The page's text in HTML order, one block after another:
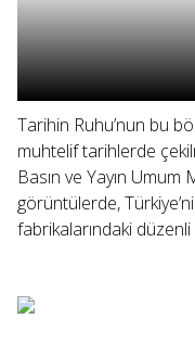
Tarihin Ruhu’nun bu
muhtelif tarihlerde
Basın ve Yayın
görüntülerde,
fabrikalarındaki düzenli